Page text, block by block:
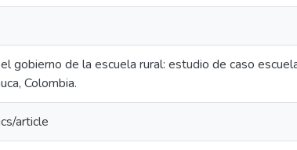
gobierno de la escuela rural: estudio de caso
Colombia.
article